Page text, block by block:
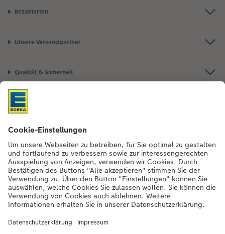
Bezahlarten
Unsere Versandpartner
Qualität & Sicherheit
Nachhaltigkeit bei CEWE
Mein Fotoservice
Informationen
Sortiment
Inspirationen